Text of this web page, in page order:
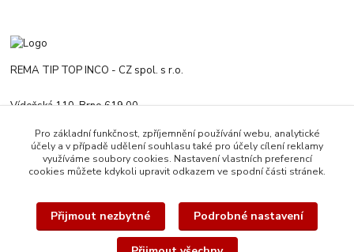
REMA TIP TOP INCO - CZ spol. s r.o.
Vídeňská 110, Brno 619 00
Po-Čt 8:00-16:00 h. Pa 8:00-13:30 h.
rematiptop@rematiptop.cz
Pro základní funkčnost, zpříjemnění používání webu, analytické
účely a v případě udělení souhlasu také pro účely cílení reklamy
využíváme soubory cookies. Nastavení vlastních preferencí
cookies můžete kdykoli upravit odkazem ve spodní části stránek.
Přijmout nezbytné Podrobné nastavení